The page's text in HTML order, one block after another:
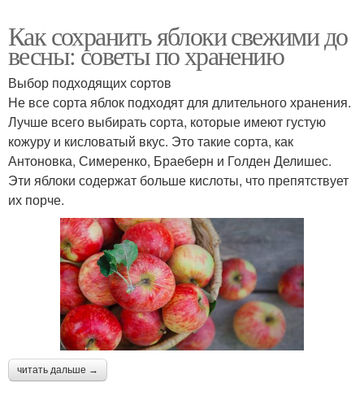
Как сохранить яблоки свежими до
весны: советы по хранению
Выбор подходящих сортов
Не все сорта яблок подходят для длительного хранения.
Лучше всего выбирать сорта, которые имеют густую
кожуру и кисловатый вкус. Это такие сорта, как
Антоновка, Симеренко, Браеберн и Голден Делишес.
Эти яблоки содержат больше кислоты, что препятствует
их порче.
читать дальше →